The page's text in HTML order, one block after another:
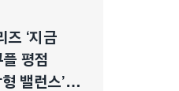
즈 ‘지금
평점
밸런스’